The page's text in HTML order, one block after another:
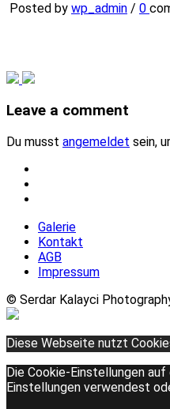
Posted by wp_admin / 0
Leave a comment
Du musst angemeldet sein,
Galerie
Kontakt
AGB
Impressum
© Serdar Kalayci
Diese Webseite nutzt
Die Cookie-Einstellungen
Einstellungen verwendest